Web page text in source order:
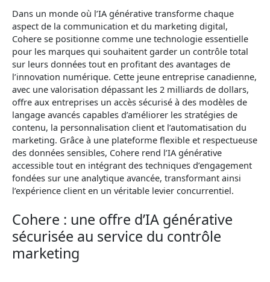
Dans un monde où l’IA générative transforme chaque
aspect de la communication et du marketing digital,
Cohere se positionne comme une technologie essentielle
pour les marques qui souhaitent garder un contrôle total
sur leurs données tout en profitant des avantages de
l’innovation numérique. Cette jeune entreprise canadienne,
avec une valorisation dépassant les 2 milliards de dollars,
offre aux entreprises un accès sécurisé à des modèles de
langage avancés capables d’améliorer les stratégies de
contenu, la personnalisation client et l’automatisation du
marketing. Grâce à une plateforme flexible et respectueuse
des données sensibles, Cohere rend l’IA générative
accessible tout en intégrant des techniques d’engagement
fondées sur une analytique avancée, transformant ainsi
l’expérience client en un véritable levier concurrentiel.
Cohere : une offre d’IA générative
sécurisée au service du contrôle
marketing